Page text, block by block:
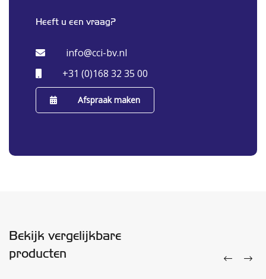
Heeft u een vraag?
info@cci-bv.nl
+31 (0)168 32 35 00
Afspraak maken
Bekijk vergelijkbare
producten